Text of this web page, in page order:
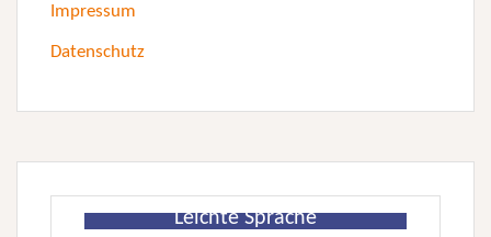
Impressum
Datenschutz
Leichte Sprache